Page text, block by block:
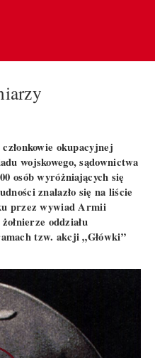
okupacyjnej
wojskowego, sądownictwa
osób wyróżniających się
znalazło się na liście
przez wywiad Armii
oddziału
tzw. akcji „Główki”